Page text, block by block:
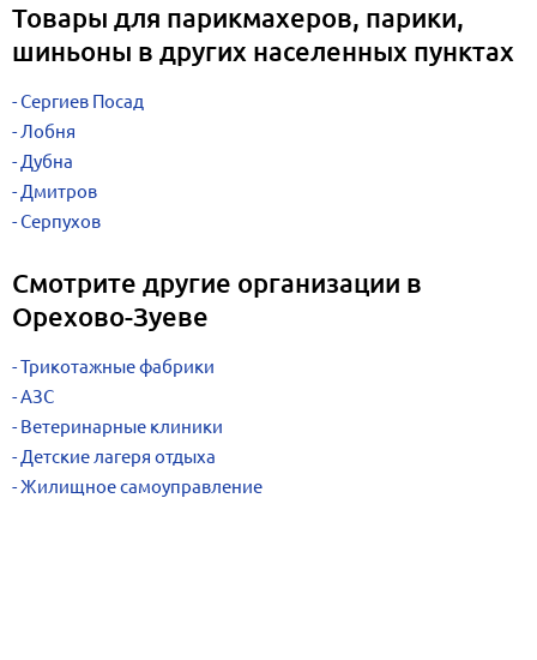
Товары для парикмахеров, парики,
шиньоны в других населенных пунктах
Сергиев Посад
Лобня
Дубна
Дмитров
Серпухов
Смотрите другие организации в
Орехово-Зуеве
Трикотажные фабрики
АЗС
Ветеринарные клиники
Детские лагеря отдыха
Жилищное самоуправление